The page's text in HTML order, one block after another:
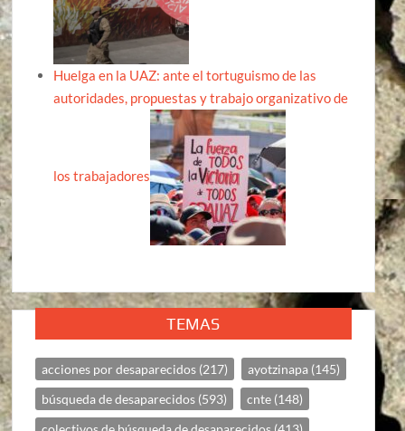
Huelga en la UAZ: ante el tortuguismo de las
autoridades, propuestas y trabajo organizativo de
los trabajadores
TEMAS
acciones por desaparecidos (217) ayotzinapa (145)
búsqueda de desaparecidos (593) cnte (148)